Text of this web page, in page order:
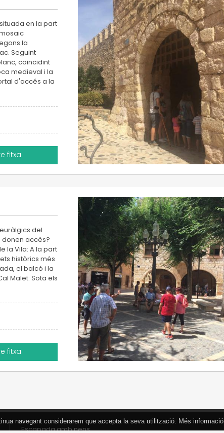
en la part
la
Seguint
coincidint
medieval i la
d'accés a la
fitxa
del
donen accès?
la Vila: A la part
històrics més
el balcó i la
Malet: Sota els
fitxa
Escapada amb nens
navegant considerarem que accepta la seva utilització. Més informació